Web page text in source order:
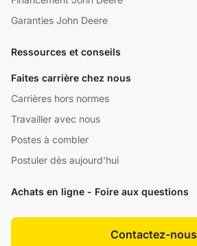
Garanties John Deere
Ressources et conseils
Faites carrière chez nous
Carrières hors normes
Travailler avec nous
Postes à combler
Postuler dès aujourd'hui
Achats en ligne - Foire aux questions
Contactez-nous